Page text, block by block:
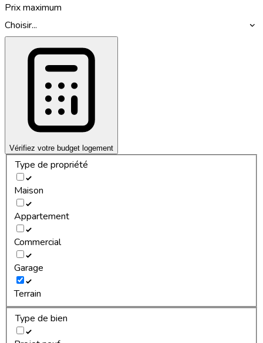
Prix maximum
Choisir...
Vérifiez votre budget logement
Type de propriété
Maison
Appartement
Commercial
Garage
Terrain
Type de bien